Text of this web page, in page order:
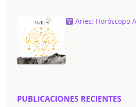
Aries: Horóscopo
PUBLICACIONES RECIENTES